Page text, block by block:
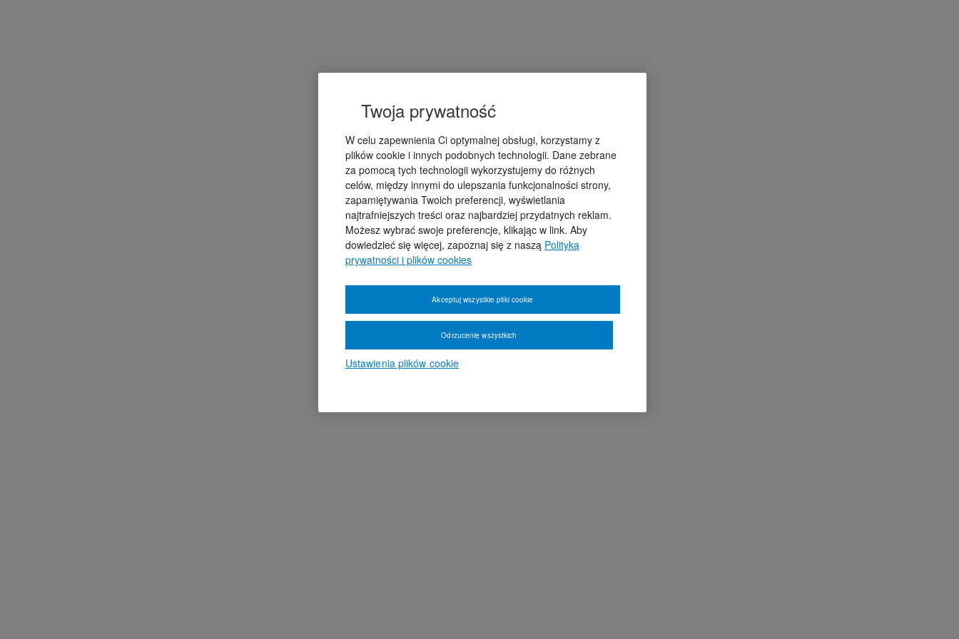
Twoja prywatność
W celu zapewnienia Ci optymalnej obsługi, korzystamy z
plików cookie i innych podobnych technologii. Dane zebrane
za pomocą tych technologii wykorzystujemy do różnych
celów, między innymi do ulepszania funkcjonalności strony,
zapamiętywania Twoich preferencji, wyświetlania
najtrafniejszych treści oraz najbardziej przydatnych reklam.
Możesz wybrać swoje preferencje, klikając w link. Aby
dowiedzieć się więcej, zapoznaj się z naszą Polityką
prywatności i plików cookies
Ustawienia plików cookie
Odrzucenie wszystkich
Akceptuj wszystkie pliki cookie